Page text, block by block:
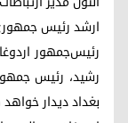
ارشد رئیس
رئیس‌جمهور
رشید، رئیس
بغداد دیدار